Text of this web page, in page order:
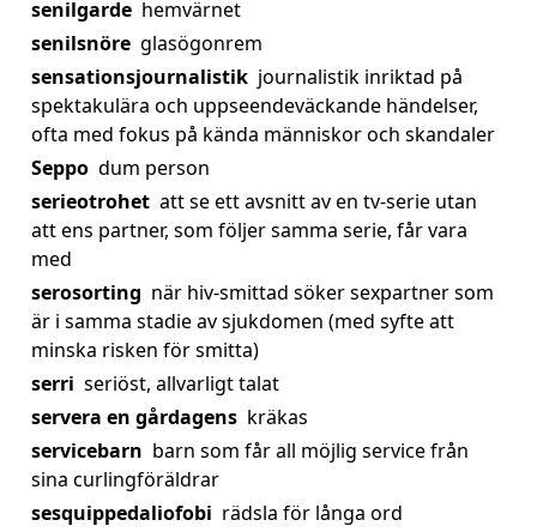
senilgarde hemvärnet
senilsnöre glasögonrem
sensationsjournalistik journalistik inriktad på
spektakulära och uppseendeväckande händelser,
ofta med fokus på kända människor och skandaler
Seppo dum person
serieotrohet att se ett avsnitt av en tv-serie utan
att ens partner, som följer samma serie, får vara
med
serosorting när hiv-smittad söker sexpartner som
är i samma stadie av sjukdomen (med syfte att
minska risken för smitta)
serri seriöst, allvarligt talat
servera en gårdagens kräkas
servicebarn barn som får all möjlig service från
sina curlingföräldrar
sesquippedaliofobi rädsla för långa ord